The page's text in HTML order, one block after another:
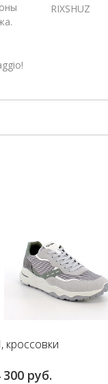
RIXSHUZ
кроссовки
300 руб.